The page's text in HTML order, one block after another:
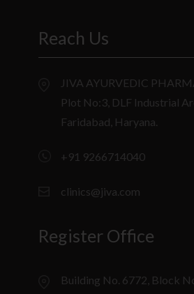
Reach Us
JIVA AYURVEDIC
Plot No:3, DLF Industrial
Faridabad, Haryana.
+91 9266714040
clinics@jiva.com
Register Office
Building No. 6772, Block